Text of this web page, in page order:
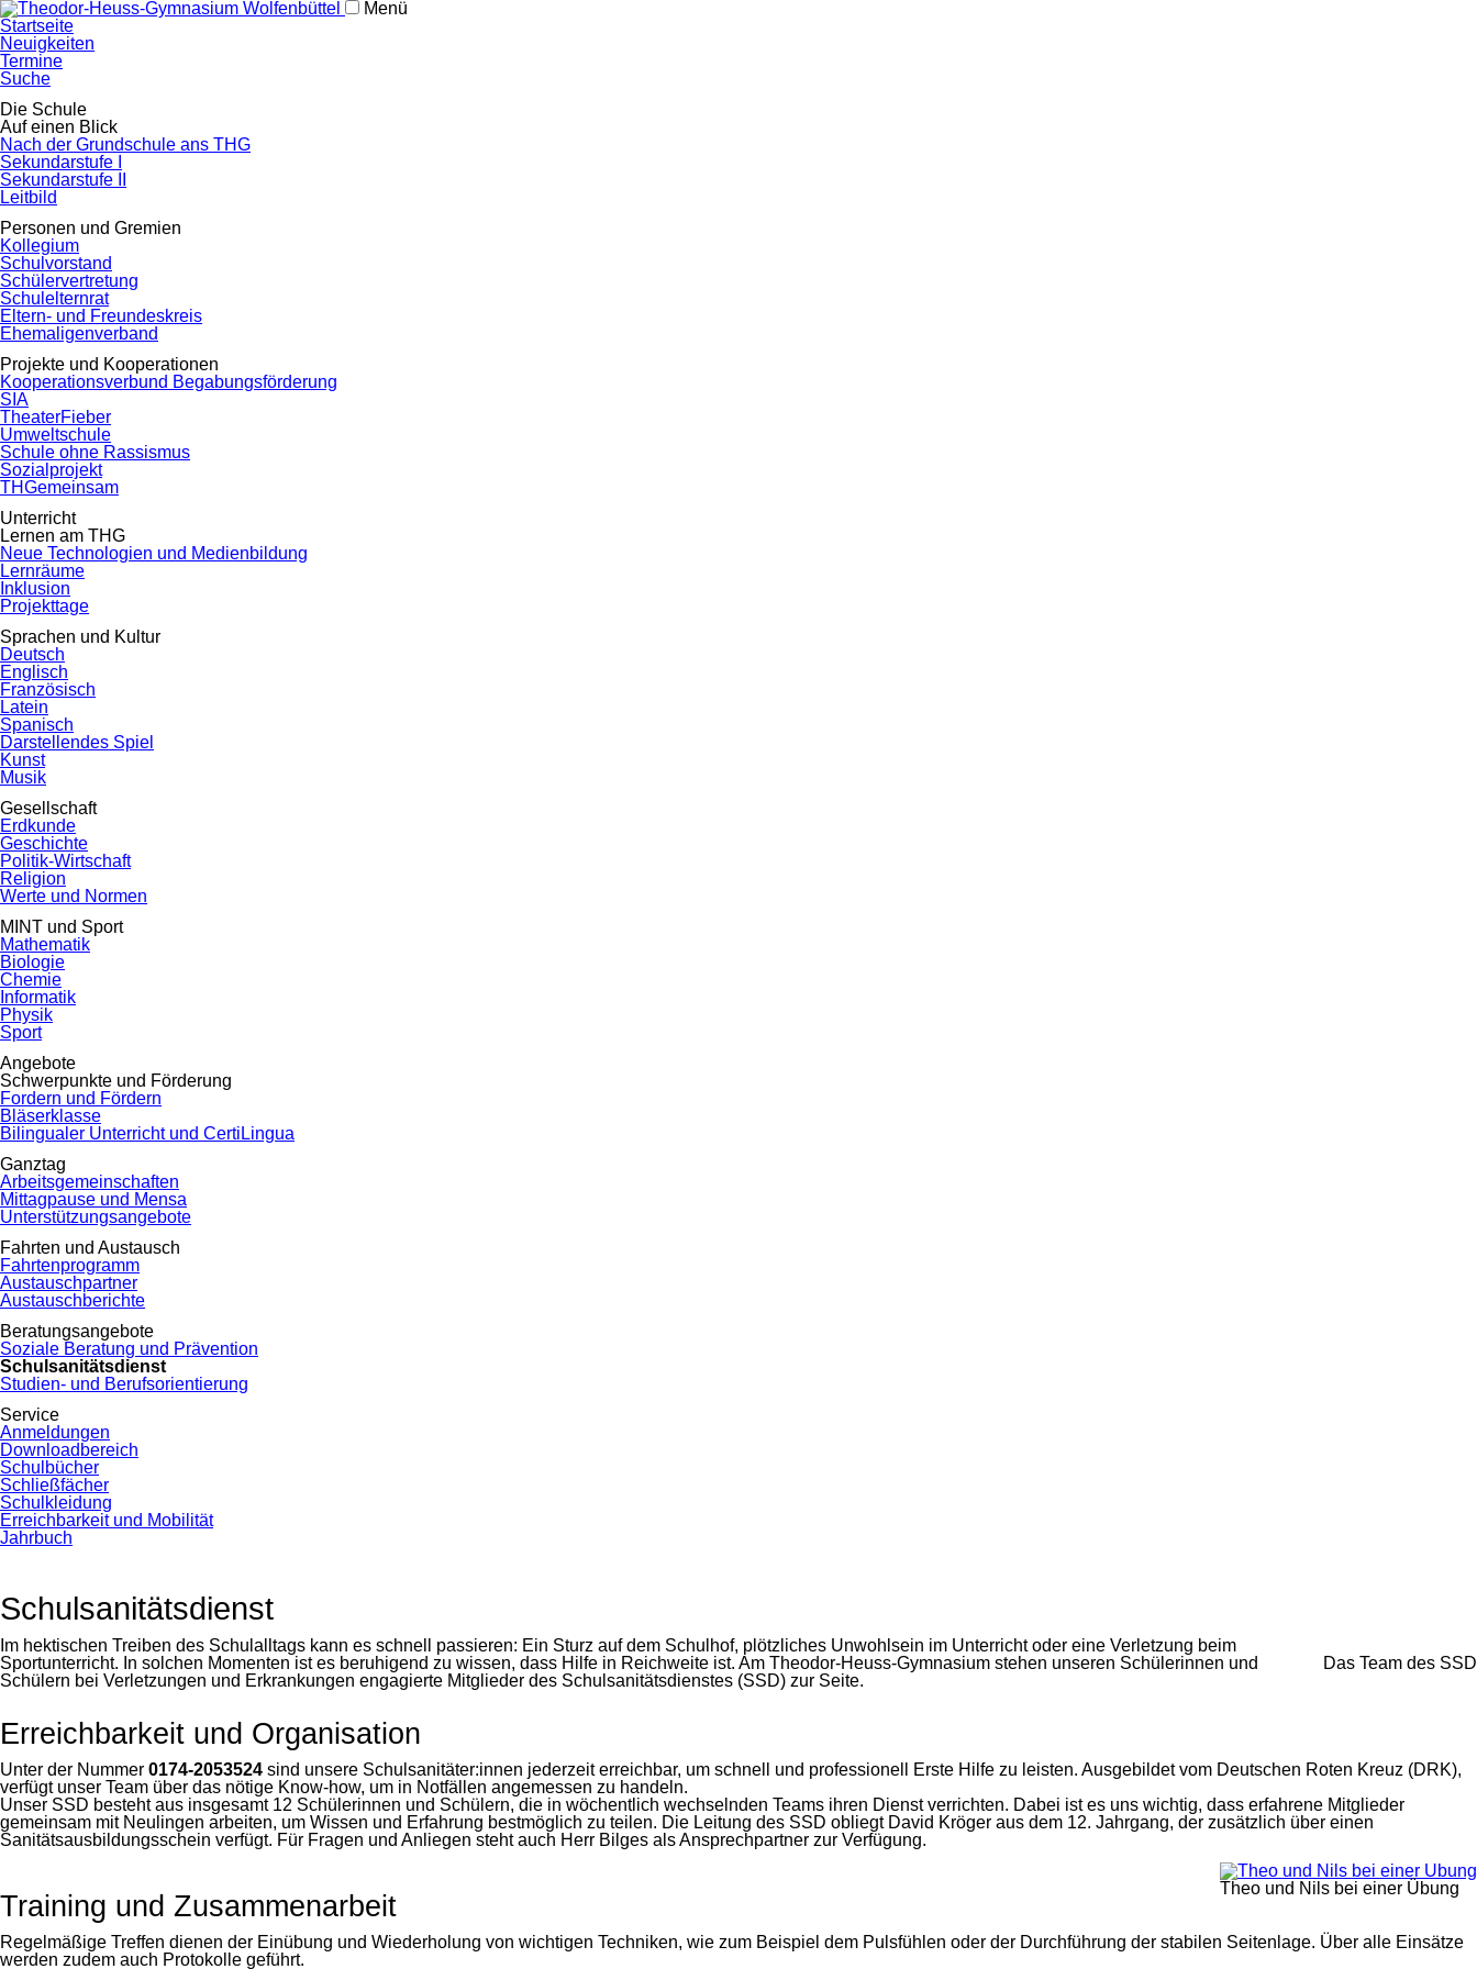
Menü
Navigation
überspringen
Startseite
Neuigkeiten
Termine
Suche
Navigation
überspringen
Die Schule
Auf einen Blick
Nach der Grundschule ans THG
Sekundarstufe I
Sekundarstufe II
Leitbild
Personen und Gremien
Kollegium
Schulvorstand
Schülervertretung
Schulelternrat
Eltern- und Freundeskreis
Ehemaligenverband
Projekte und Kooperationen
Kooperationsverbund Begabungsförderung
SIA
TheaterFieber
Umweltschule
Schule ohne Rassismus
Sozialprojekt
THGemeinsam
Unterricht
Lernen am THG
Neue Technologien und Medienbildung
Lernräume
Inklusion
Projekttage
Sprachen und Kultur
Deutsch
Englisch
Französisch
Latein
Spanisch
Darstellendes Spiel
Kunst
Musik
Gesellschaft
Erdkunde
Geschichte
Politik-Wirtschaft
Religion
Werte und Normen
MINT und Sport
Mathematik
Biologie
Chemie
Informatik
Physik
Sport
Angebote
Schwerpunkte und Förderung
Fordern und Fördern
Bläserklasse
Bilingualer Unterricht und CertiLingua
Ganztag
Arbeitsgemeinschaften
Mittagpause und Mensa
Unterstützungsangebote
Fahrten und Austausch
Fahrtenprogramm
Austauschpartner
Austauschberichte
Beratungsangebote
Soziale Beratung und Prävention
Schulsanitätsdienst
Studien- und Berufsorientierung
Service
Anmeldungen
Downloadbereich
Schulbücher
Schließfächer
Schulkleidung
Erreichbarkeit und Mobilität
Jahrbuch
Schulsanitätsdienst
Das Team des SSD
Im hektischen Treiben des Schulalltags kann es schnell passieren: Ein Sturz auf dem Schulhof, plötzliches Unwohlsein im Unterricht oder eine Verletzung beim
Sportunterricht. In solchen Momenten ist es beruhigend zu wissen, dass Hilfe in Reichweite ist. Am Theodor-Heuss-Gymnasium stehen unseren Schülerinnen und
Schülern bei Verletzungen und Erkrankungen engagierte Mitglieder des Schulsanitätsdienstes (SSD) zur Seite.
Erreichbarkeit und Organisation
Unter der Nummer 0174-2053524 sind unsere Schulsanitäter:innen jederzeit erreichbar, um schnell und professionell Erste Hilfe zu leisten. Ausgebildet vom Deutschen Roten Kreuz (DRK),
verfügt unser Team über das nötige Know-how, um in Notfällen angemessen zu handeln.
Unser SSD besteht aus insgesamt 12 Schülerinnen und Schülern, die in wöchentlich wechselnden Teams ihren Dienst verrichten. Dabei ist es uns wichtig, dass erfahrene Mitglieder
gemeinsam mit Neulingen arbeiten, um Wissen und Erfahrung bestmöglich zu teilen. Die Leitung des SSD obliegt David Kröger aus dem 12. Jahrgang, der zusätzlich über einen
Sanitätsausbildungsschein verfügt. Für Fragen und Anliegen steht auch Herr Bilges als Ansprechpartner zur Verfügung.
Theo und Nils bei einer Übung
Training und Zusammenarbeit
Regelmäßige Treffen dienen der Einübung und Wiederholung von wichtigen Techniken, wie zum Beispiel dem Pulsfühlen oder der Durchführung der stabilen Seitenlage. Über alle Einsätze
werden zudem auch Protokolle geführt.